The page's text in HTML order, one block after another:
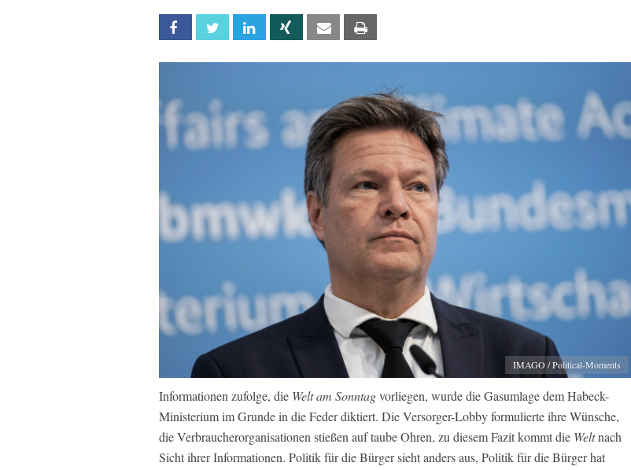
Facebook Twitter Linkedin Xing Email
IMAGO / Political-Moments
Informationen zufolge, die Welt am Sonntagvorliegen, wurde die Gasumlage dem Habeck-
Ministerium im Grunde in die Feder diktiert. Die Versorger-Lobby formulierte ihre Wünsche,
die Verbraucherorganisationen stießen auf taube Ohren, zu diesem Fazit kommt die Weltnach
Sicht ihrer Informationen. Politik für die Bürger sieht anders aus, Politik für die Bürger hat